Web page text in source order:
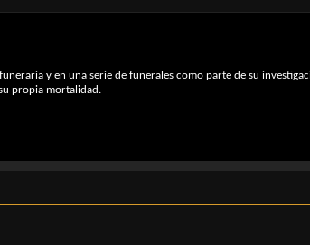
y en una serie de funerales como parte de su
propia mortalidad.